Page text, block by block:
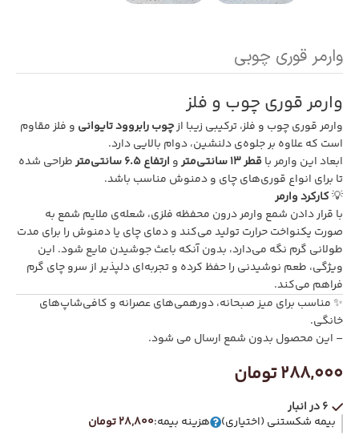
وارمر قوری چوبی
وارمر قوری چوب و فلز
وارمر قوری چوب و فلز، ترکیبی زیبا ازچوب رابروود تایوانی و فلز مقاوم
است که علاوه بر جلوه‌ی دلنشین، دوام بالایی دارد.
ابعاد این وارمر با قطر ۱۳ سانتی‌متر و ارتفاع ۶.۵ سانتی‌متر
طراحی شده
تا برای انواع قوری‌های چای و دمنوش مناسب باشد.
💡کارکرد وارمر
با قرار دادن شمع وارمر درون محفظه فلزی، شعله‌ی ملایم شمع به
صورت یکنواخت حرارت تولید می‌کند و دمای چای یا دمنوش را برای مدت
طولانی گرم نگه می‌دارد، بدون آنکه باعث جوشیدن مایع شود. این
ویژگی، طعم نوشیدنی را حفظ کرده و تجربه‌ای دلپذیر از سرو چای گرم
فراهم می‌کند.
✨ مناسب برای میز صبحانه، دورهمی‌های عصرانه و کافی‌شاپ‌های
خانگی.
– این محصول بدون شمع ارسال می شود.
288,000تومان
6 در انبار
بیمه شکستنی (اختیاری) هزینه بیمه:28,800 تومان